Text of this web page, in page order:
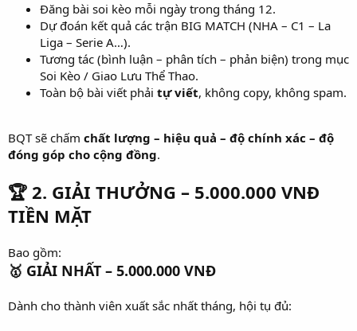
Đăng bài soi kèo mỗi ngày trong tháng 12.
Dự đoán kết quả các trận BIG MATCH (NHA – C1 – La
Liga – Serie A…).
Tương tác (bình luận – phân tích – phản biện) trong mục
Soi Kèo / Giao Lưu Thể Thao.
Toàn bộ bài viết phải tự viết, không copy, không spam.
BQT sẽ chấm chất lượng – hiệu quả – độ chính xác – độ
đóng góp cho cộng đồng.
🏆 2. GIẢI THƯỞNG – 5.000.000 VNĐ
TIỀN MẶT
Bao gồm:
🥇 GIẢI NHẤT – 5.000.000 VNĐ
Dành cho thành viên xuất sắc nhất tháng, hội tụ đủ: